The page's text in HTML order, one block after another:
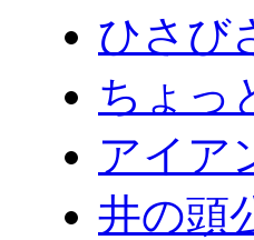
ひさび
ちょっ
アイア
井の頭